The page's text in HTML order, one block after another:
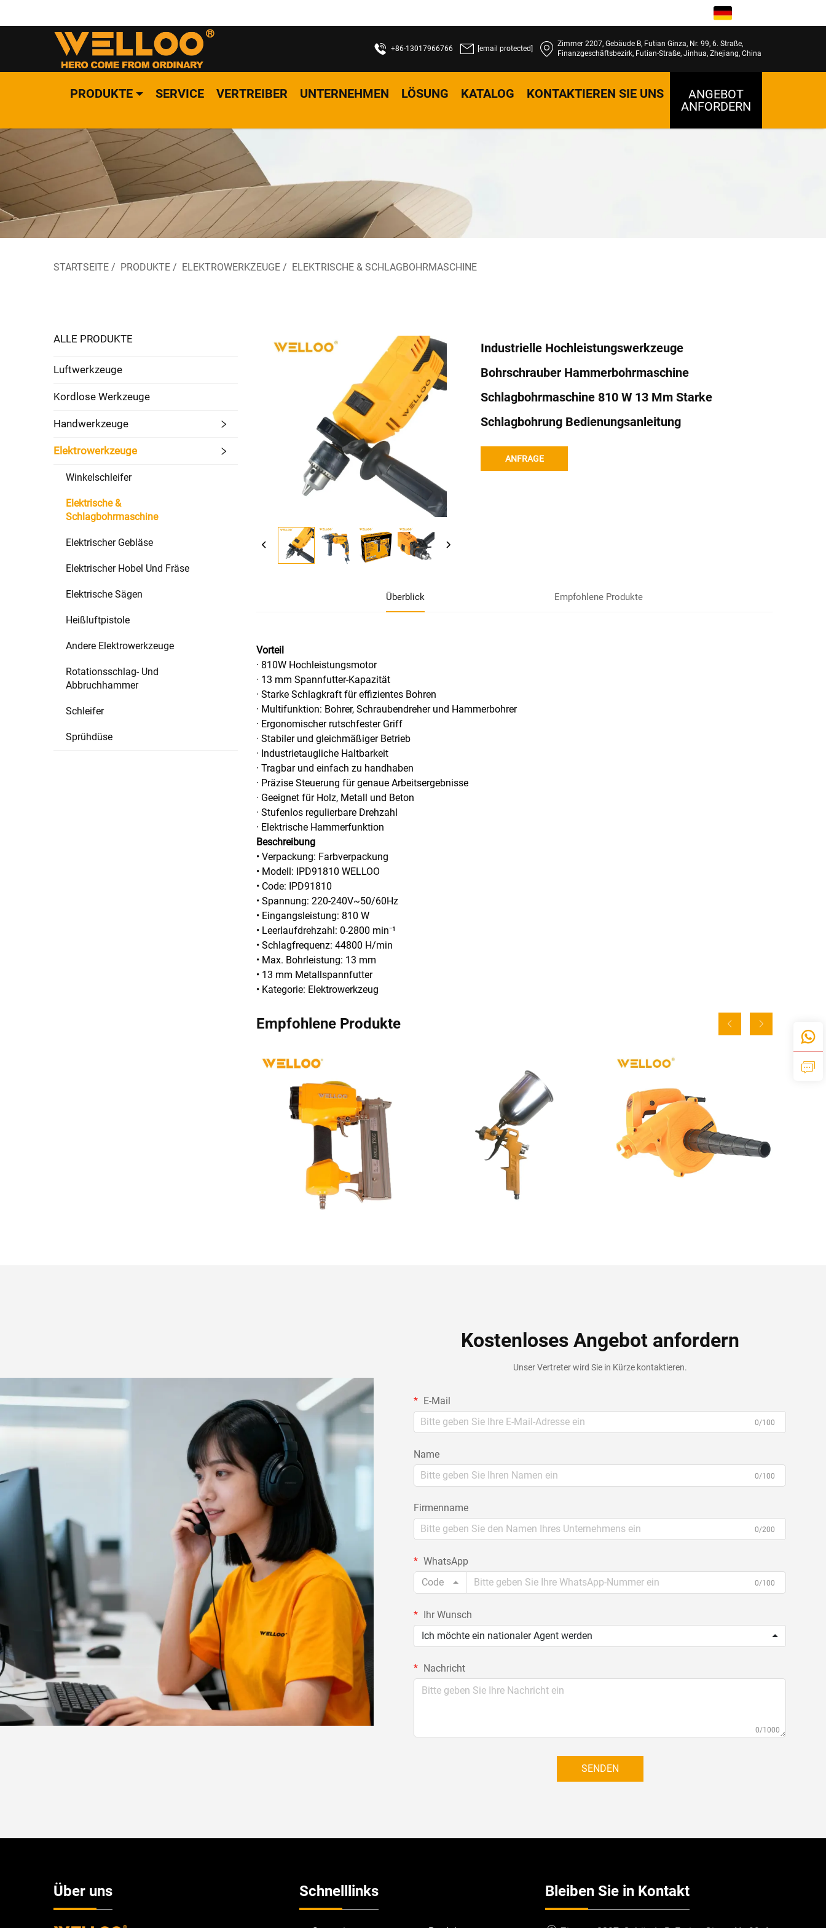
+86-13017966766 [email protected]
Zimmer 2207, Gebäude B, Futian Ginza, Nr. 99, 6. Straße,
Finanzgeschäftsbezirk, Futian-Straße, Jinhua, Zhejiang, China
PRODUKTE SERVICE VERTREIBER UNTERNEHMEN LÖSUNG KATALOG KONTAKTIEREN SIE UNS
ANGEBOT
ANFORDERN
STARTSEITE / PRODUKTE / ELEKTROWERKZEUGE / ELEKTRISCHE & SCHLAGBOHRMASCHINE
ALLE PRODUKTE
Luftwerkzeuge
Kordlose Werkzeuge
Handwerkzeuge
Elektrowerkzeuge
Winkelschleifer
Elektrische &
Schlagbohrmaschine
Elektrischer Gebläse
Elektrischer Hobel Und Fräse
Elektrische Sägen
Heißluftpistole
Andere Elektrowerkzeuge
Rotationsschlag- Und
Abbruchhammer
Schleifer
Sprühdüse
Industrielle Hochleistungswerkzeuge
Bohrschrauber Hammerbohrmaschine
Schlagbohrmaschine 810 W 13 Mm Starke
Schlagbohrung Bedienungsanleitung
ANFRAGE
Überblick Empfohlene Produkte
Vorteil
· 810W Hochleistungsmotor
· 13 mm Spannfutter-Kapazität
· Starke Schlagkraft für effizientes Bohren
· Multifunktion: Bohrer, Schraubendreher und Hammerbohrer
· Ergonomischer rutschfester Griff
· Stabiler und gleichmäßiger Betrieb
· Industrietaugliche Haltbarkeit
· Tragbar und einfach zu handhaben
· Präzise Steuerung für genaue Arbeitsergebnisse
· Geeignet für Holz, Metall und Beton
· Stufenlos regulierbare Drehzahl
· Elektrische Hammerfunktion
Beschreibung
• Verpackung: Farbverpackung
• Modell: IPD91810 WELLOO
• Code: IPD91810
• Spannung: 220-240V~50/60Hz
• Eingangsleistung: 810 W
• Leerlaufdrehzahl: 0-2800 min⁻¹
• Schlagfrequenz: 44800 H/min
• Max. Bohrleistung: 13 mm
• 13 mm Metallspannfutter
• Kategorie: Elektrowerkzeug
Empfohlene Produkte
Kostenloses Angebot anfordern
Unser Vertreter wird Sie in Kürze kontaktieren.
E-Mail
0/100
Name
0/100
Firmenname
0/200
WhatsApp
Code
0/100
Ihr Wunsch
Ich möchte ein nationaler Agent werden
Nachricht
0/1000
SENDEN
Über uns Schnelllinks Bleiben Sie in Kontakt